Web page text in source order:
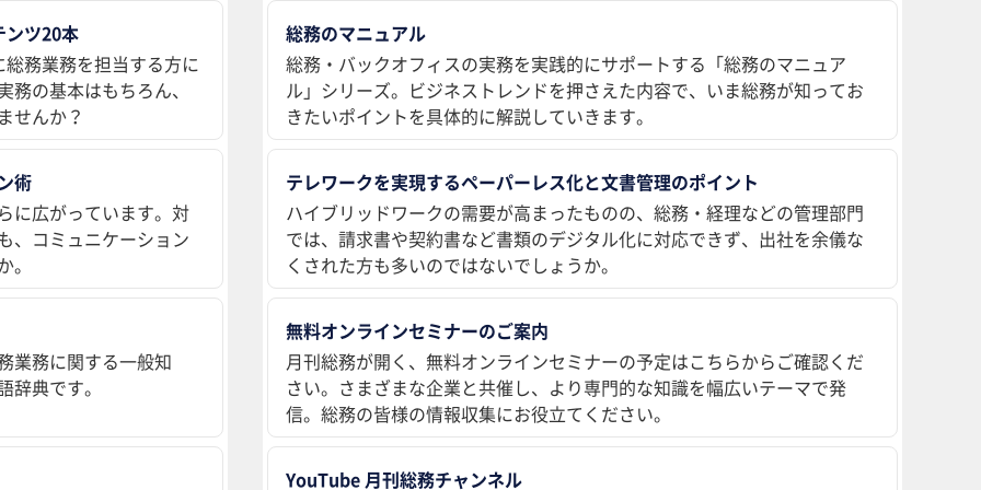
ンツ20本
務業務を担当する方に
の基本はもちろん、
せんか？
総務のマニュアル
総務・バックオフィスの実務を実践的にサポートする「総務のマニュア
ル」シリーズ。ビジネストレンドを押さえた内容で、いま総務が知ってお
きたいポイントを具体的に解説していきます。
術
に広がっています。対
、コミュニケーション
テレワークを実現するペーパーレス化と文書管理のポイント
ハイブリッドワークの需要が高まったものの、総務・経理などの管理部門
では、請求書や契約書など書類のデジタル化に対応できず、出社を余儀な
くされた方も多いのではないでしょうか。
業務に関する一般知
典です。
無料オンラインセミナーのご案内
月刊総務が開く、無料オンラインセミナーの予定はこちらからご確認くだ
さい。さまざまな企業と共催し、より専門的な知識を幅広いテーマで発
信。総務の皆様の情報収集にお役立てください。
YouTube 月刊総務チャンネル